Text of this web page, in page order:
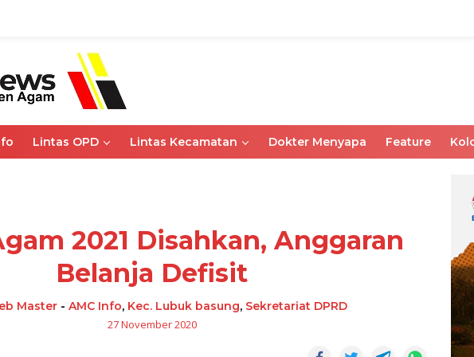
Lintas OPD Lintas Kecamatan Dokter Menyapa Feature
2021 Disahkan, Anggaran
Belanja Defisit
Master- AMC Info, Kec. Lubuk basung, Sekretariat DPRD
27 November 2020